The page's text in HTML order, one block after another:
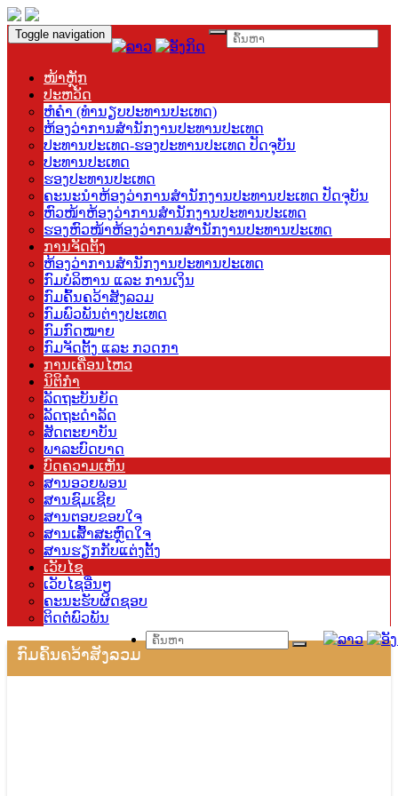
Toggle navigation
ໜ້າຫຼັກ
ປະຫວັດ
ຫໍຄຳ (ທຳນຽບປະທານປະເທດ)
ຫ້ອງວ່າການສຳນັກງານປະທານປະເທດ
ປະທານປະເທດ-ຮອງປະທານປະເທດ ປັດຈຸບັນ
ປະທານປະເທດ
ຮອງປະທານປະເທດ
ຄະນະນຳຫ້ອງວ່າການສຳນັກງານປະທານປະເທດ ປັດຈຸບັນ
ຫົວໜ້າຫ້ອງວ່າການສຳນັກງານປະທານປະເທດ
ຮອງຫົວໜ້າຫ້ອງວ່າການສຳນັກງານປະທານປະເທດ
ການຈັດຕັ້ງ
ຫ້ອງວ່າການສຳນັກງານປະທານປະເທດ
ກົມບໍລິຫານ ແລະ ການເງິນ
ກົມຄົ້ນຄວ້າສັງລວມ
ກົມພົວພັນຕ່າງປະເທດ
ກົມກົດໝາຍ
ກົມຈັດຕັ້ງ ແລະ ກວດກາ
ການເຄື່ອນໄຫວ
ນິຕິກຳ
ລັດຖະບັນຍັດ
ລັດຖະດຳລັດ
ສັດຕະຍາບັນ
ພາລະບົດບາດ
ບົດຄວາມເຫັນ
ສານອວຍພອນ
ສານຊົມເຊີຍ
ສານຕອບຂອບໃຈ
ສານເສົ້າສະຫຼົດໃຈ
ສານຮຽກກັບແຕ່ງຕັ້ງ
ເວັບໄຊ
ເວັບໄຊອື່ນໆ
ຄະນະຮັບຜິດຊອບ
ຕິດຕໍ່ພົວພັນ
ກົມຄົ້ນຄວ້າສັງລວມ